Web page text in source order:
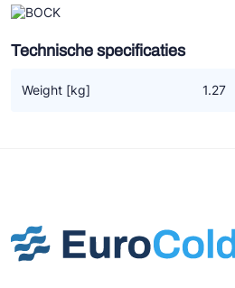
Johnson Controls
Doucette Industries
Technische specificaties
Weight [kg] 1.27